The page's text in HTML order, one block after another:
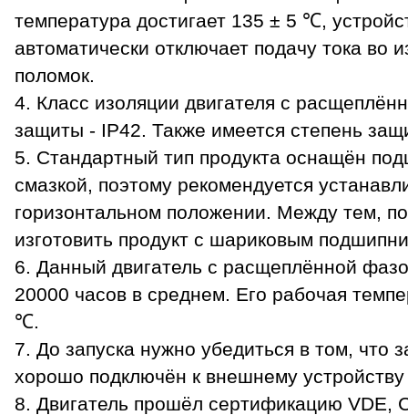
температура достигает 135 ± 5 ℃,
автоматически отключает подачу тока во
поломок.
4. Класс изоляции двигателя с
защиты - IP42. Также имеется степень
5. Стандартный тип продукта оснащён
смазкой, поэтому рекомендуется
горизонтальном положении. Между тем,
изготовить продукт с шариковым
6. Данный двигатель с расщеплённой
20000 часов в среднем. Его рабочая
℃.
7. До запуска нужно убедиться в том, что
хорошо подключён к внешнему
8. Двигатель прошёл сертификацию VDE,